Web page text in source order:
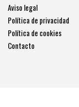
Aviso legal
Política de privacidad
Política de cookies
Contacto